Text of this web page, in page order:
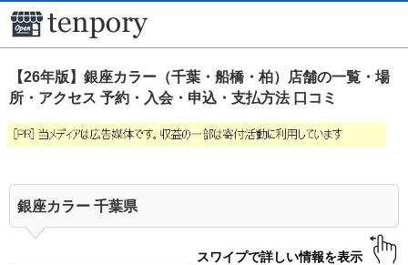
【26年版】銀座カラー（千葉・船橋・柏）店舗の一覧・場
所・アクセス 予約・入会・申込・支払方法 口コミ
銀座カラー 千葉県
スワイプで詳しい情報を表示